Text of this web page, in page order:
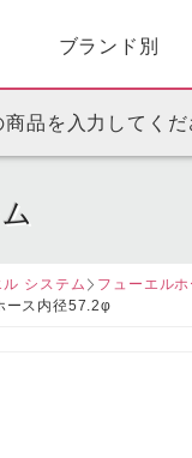
ブランド別
商品を入力してくだ
ル システム フューエル
ース内径57.2φ